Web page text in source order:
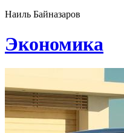
Наиль Байназаров
Экономика